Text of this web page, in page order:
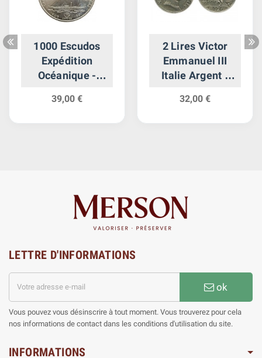
1000 Escudos
Expédition
Océanique -
39,00 €
2 Lires Victor
Emmanuel III
Italie Argent -
32,00 €
LETTRE D'INFORMATIONS
ok
Vous pouvez vous désinscrire à tout moment. Vous trouverez pour cela
nos informations de contact dans les conditions d'utilisation du site.
INFORMATIONS